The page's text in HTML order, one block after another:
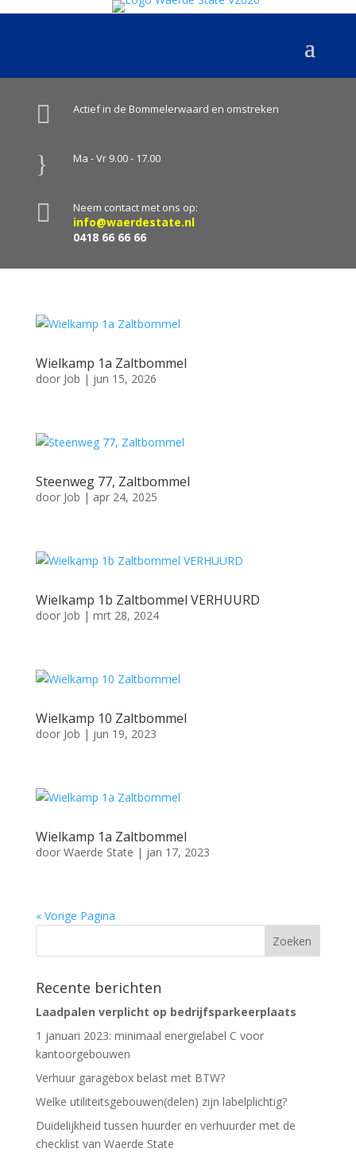
 Actief in de Bommelerwaard en omstreken
} Ma - Vr 9.00 - 17.00
 Neem contact met ons op:
info@waerdestate.nl
0418 66 66 66
Wielkamp 1a Zaltbommel
door Job | jun 15, 2026
Steenweg 77, Zaltbommel
door Job | apr 24, 2025
Wielkamp 1b Zaltbommel VERHUURD
door Job | mrt 28, 2024
Wielkamp 10 Zaltbommel
door Job | jun 19, 2023
Wielkamp 1a Zaltbommel
door Waerde State | jan 17, 2023
« Vorige Pagina
Recente berichten
Laadpalen verplicht op bedrijfsparkeerplaats
1 januari 2023: minimaal energielabel C voor
kantoorgebouwen
Verhuur garagebox belast met BTW?
Welke utiliteitsgebouwen(delen) zijn labelplichtig?
Duidelijkheid tussen huurder en verhuurder met de
checklist van Waerde State